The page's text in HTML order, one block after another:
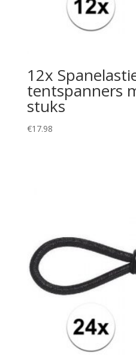
12x
tentspanners
stuks
€17.98